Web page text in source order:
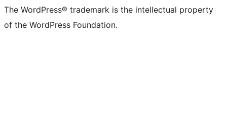
The WordPress® trademark is the intellectual property
of the WordPress Foundation.